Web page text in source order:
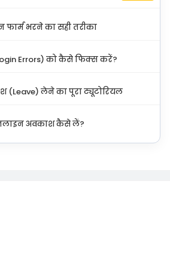
भरने का सही तरीका
Errors) को कैसे फिक्स करें?
लेने का पूरा ट्यूटोरियल
अवकाश कैसे लें?